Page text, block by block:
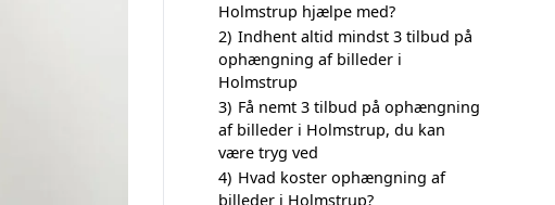
Holmstrup hjælpe med?
2) Indhent altid mindst 3 tilbud på
ophængning af billeder i
Holmstrup
3) Få nemt 3 tilbud på ophængning
af billeder i Holmstrup, du kan
være tryg ved
4) Hvad koster ophængning af
billeder i Holmstrup?